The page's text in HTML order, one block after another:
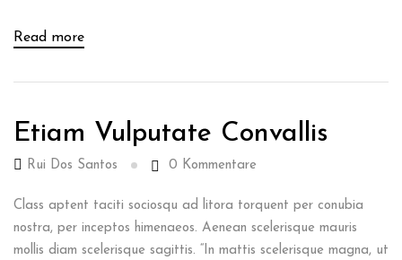
Read more
Etiam Vulputate Convallis
Rui Dos Santos 0 Kommentare
Class aptent taciti sociosqu ad litora torquent per conubia
nostra, per inceptos himenaeos. Aenean scelerisque mauris
mollis diam scelerisque sagittis. “In mattis scelerisque magna, ut